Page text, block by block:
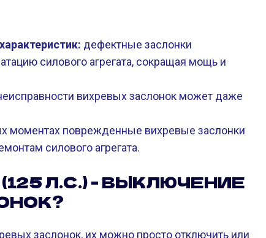
дефектные заслонки
силового агрегата, сокращая мощь и
вихревых заслонок может даже
моментах поврежденные вихревые заслонки
силового агрегата.
(125 Л.С.) - ВЫКЛЮЧЕНИЕ
заслонок, их можно просто отключить или